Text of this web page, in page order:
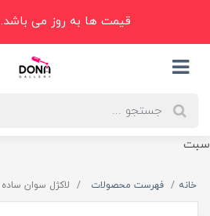
سبت
قیمت ها به روز می باشد. 1405/05/14
خانه فهرست محصولات لاکژل سوان ساده 10ميل کد 93